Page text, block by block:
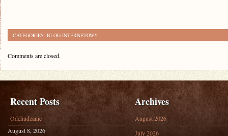
CATEGORIES: BLOG INTERNETOWY
Comments are closed.
Recent Posts
Odchudzanie
August 8, 2026
Archives
August 2026
July 2026